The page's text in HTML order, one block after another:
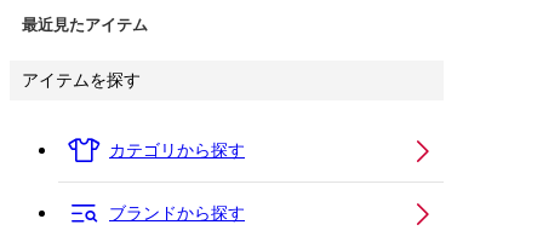
最近見たアイテム
アイテムを探す
カテゴリから探す
ブランドから探す